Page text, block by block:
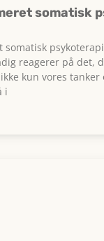
somatisk
somatisk
reagerer på det,
kun vores tanker
i